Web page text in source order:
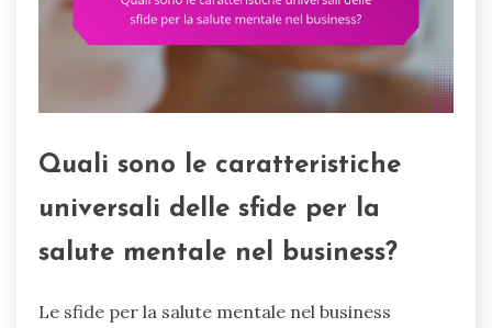
Quali sono le caratteristiche
universali delle sfide per la
salute mentale nel business?
Le sfide per la salute mentale nel business